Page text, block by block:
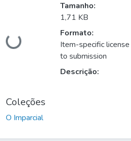
Carregando...
Tamanho:
1,71 KB
Formato:
Item-specific
to submission
Descrição:
Coleções
O Imparcial